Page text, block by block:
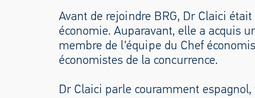
Avant de rejoindre BRG, Dr Claici
économie. Auparavant, elle a acquis
membre de l’équipe du Chef
économistes de la concurrence.
Dr Claici parle couramment